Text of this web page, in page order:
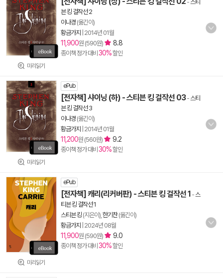
미리읽기
-스티
븐 킹 걸작선 2
이나경 (옮긴이)
황금가지
2014년 01월
11,900원 (590원) 8.8
종이책 정가 대비 30%할인
미리읽기
ePub
[전자책] 샤이닝 (하) - 스티븐 킹 걸작선 03-스티
븐 킹 걸작선 3
이나경 (옮긴이)
황금가지
2014년 01월
11,200원 (560원) 9.2
종이책 정가 대비 30%할인
미리읽기
ePub
[전자책] 캐리(리커버판) - 스티븐 킹 걸작선 1 -스
티븐 킹 걸작선 1
스티븐 킹 (지은이), 한기찬(옮긴이)
황금가지
2024년 08월
11,900원 (590원) 9.0
종이책 정가 대비 30%할인